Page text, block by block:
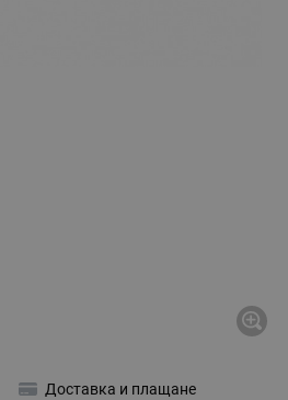
Доставка и плащане